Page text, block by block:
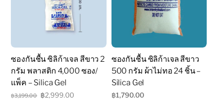
ซองกันชื้น ซิลิก้าเจล สีขาว 2
กรัม พลาสติก 4,000 ซอง/
แพ็ค – Silica Gel
฿3,199.00 Original
฿2,999.00Current
ซองกันชื้น ซิลิก้าเจล สีขาว
500 กรัม ผ้าไม่ทอ 24 ชิ้น –
Silica Gel
฿1,790.00